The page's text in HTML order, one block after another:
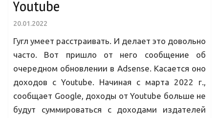
Youtube
20.01.2022
Гугл умеет расстраивать. И делает это довольно
часто. Вот пришло от него сообщение об
очередном обновлении в Adsense. Касается оно
доходов с Youtube. Начиная с марта 2022 г.,
сообщает Google, доходы от Youtube больше не
будут суммироваться с доходами издателей